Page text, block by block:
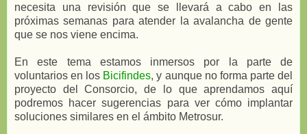
necesita una revisión que se llevará a cabo en las
próximas semanas para atender la avalancha de gente
que se nos viene encima.
En este tema estamos inmersos por la parte de
voluntarios en los Bicifindes, y aunque no forma parte del
proyecto del Consorcio, de lo que aprendamos aquí
podremos hacer sugerencias para ver cómo implantar
soluciones similares en el ámbito Metrosur.